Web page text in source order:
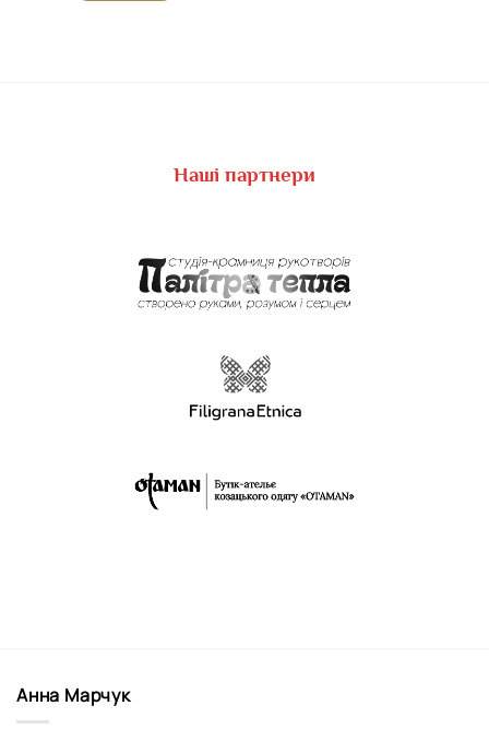
Наші партнери
Анна Марчук